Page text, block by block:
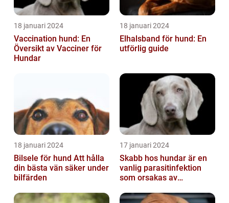
18 januari 2024
Vaccination hund: En
Översikt av Vacciner för
Hundar
18 januari 2024
Elhalsband för hund: En
utförlig guide
18 januari 2024
Bilsele för hund Att hålla
din bästa vän säker under
bilfärden
17 januari 2024
Skabb hos hundar är en
vanlig parasitinfektion
som orsakas av
scabiei